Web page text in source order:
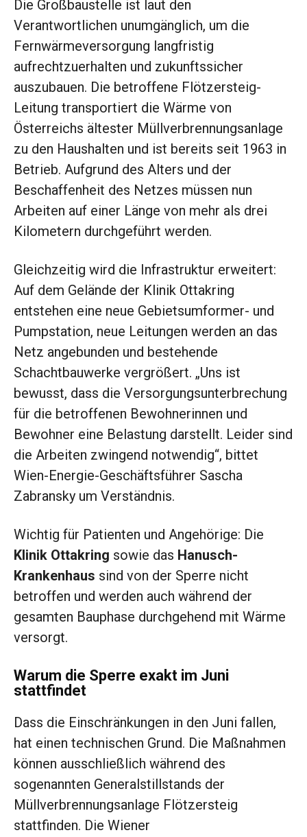
Die Großbaustelle ist laut den
Verantwortlichen unumgänglich, um die
Fernwärmeversorgung langfristig
aufrechtzuerhalten und zukunftssicher
auszubauen. Die betroffene Flötzersteig-
Leitung transportiert die Wärme von
Österreichs ältester Müllverbrennungsanlage
zu den Haushalten und ist bereits seit 1963 in
Betrieb. Aufgrund des Alters und der
Beschaffenheit des Netzes müssen nun
Arbeiten auf einer Länge von mehr als drei
Kilometern durchgeführt werden.
Gleichzeitig wird die Infrastruktur erweitert:
Auf dem Gelände der Klinik Ottakring
entstehen eine neue Gebietsumformer- und
Pumpstation, neue Leitungen werden an das
Netz angebunden und bestehende
Schachtbauwerke vergrößert. „Uns ist
bewusst, dass die Versorgungsunterbrechung
für die betroffenen Bewohnerinnen und
Bewohner eine Belastung darstellt. Leider sind
die Arbeiten zwingend notwendig“, bittet
Wien-Energie-Geschäftsführer Sascha
Zabransky um Verständnis.
Wichtig für Patienten und Angehörige: Die
Klinik Ottakring sowie das Hanusch-
Krankenhaus sind von der Sperre nicht
betroffen und werden auch während der
gesamten Bauphase durchgehend mit Wärme
versorgt.
Warum die Sperre exakt im Juni
stattfindet
Dass die Einschränkungen in den Juni fallen,
hat einen technischen Grund. Die Maßnahmen
können ausschließlich während des
sogenannten Generalstillstands der
Müllverbrennungsanlage Flötzersteig
stattfinden. Die Wiener